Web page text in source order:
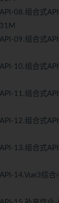
08.组合式
09.组合式
10.组合式
11.组合式
12.组合式
13.组合式
14.Vue3综合